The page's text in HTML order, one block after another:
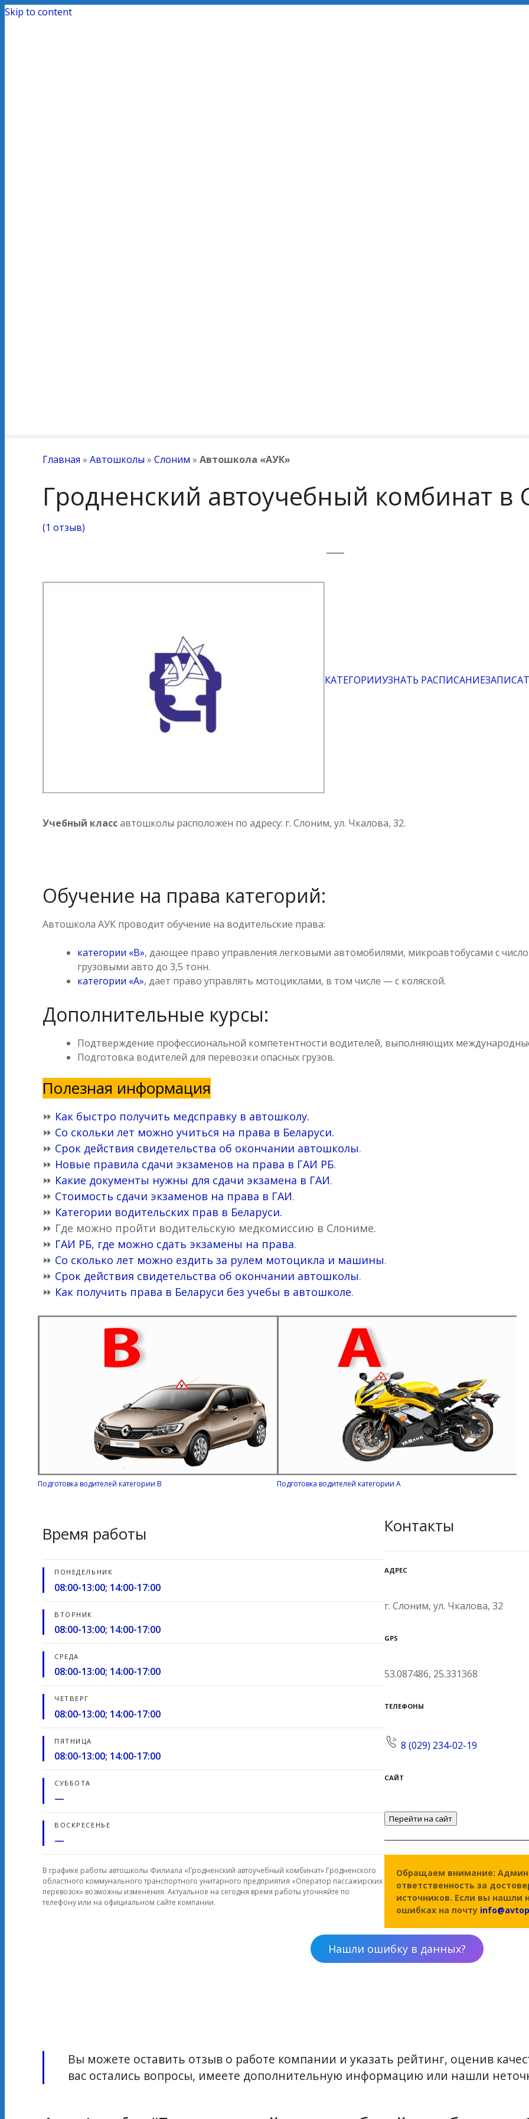
Skip to content
Главная » Автошколы » Слоним » Автошкола «АУК»
Гродненский автоучебный комбинат в
(1 отзыв)
КАТЕГОРИИУЗНАТЬ РАСПИСАНИЕ
Учебный классавтошколы расположен по адресу: г. Слоним, ул. Чкалова, 32.
Обучение на права категорий:
Автошкола АУК проводит обучение на водительские права:
категории «В», дающее право управления легковыми автомобилями, микроавтобусами с
грузовыми авто до 3,5 тонн.
категории «А», дает право управлять мотоциклами, в том числе — с коляской.
Дополнительные курсы:
Подтверждение профессиональной компетентности водителей, выполняющих
Подготовка водителей для перевозки опасных грузов.
Полезная информация
⏩ Как быстро получить медсправку в автошколу.
⏩ Со скольки лет можно учиться на права в Беларуси.
⏩ Срок действия свидетельства об окончании автошколы.
⏩ Новые правила сдачи экзаменов на права в ГАИ РБ.
⏩ Какие документы нужны для сдачи экзамена в ГАИ.
⏩ Стоимость сдачи экзаменов на права в ГАИ.
⏩ Категории водительских прав в Беларуси.
⏩ Где можно пройти водительскую медкомиссию в Слониме.
⏩ ГАИ РБ, где можно сдать экзамены на права.
⏩ Со сколько лет можно ездить за рулем мотоцикла и машины.
⏩ Срок действия свидетельства об окончании автошколы.
⏩ Как получить права в Беларуси без учебы в автошколе.
Подготовка водителей категории В Подготовка водителей категории А
Время работы
ПОНЕДЕЛЬНИК
08:00-13:00; 14:00-17:00
ВТОРНИК
08:00-13:00; 14:00-17:00
СРЕДА
08:00-13:00; 14:00-17:00
ЧЕТВЕРГ
08:00-13:00; 14:00-17:00
ПЯТНИЦА
08:00-13:00; 14:00-17:00
СУББОТА
—
ВОСКРЕСЕНЬЕ
—
В графике работы автошколы Филиала «Гродненский автоучебный комбинат» Гродненского
областного коммунального транспортного унитарного предприятия «Оператор пассажирских
перевозок» возможны изменения. Актуальное на сегодня время работы уточняйте по
телефону или на официальном сайте компании.
Контакты
АДРЕС
г. Слоним, ул. Чкалова, 32
GPS
53.087486, 25.331368
ТЕЛЕФОНЫ
8 (029) 234-02-19
САЙТ
Перейти на сайт
Обращаем внимание:
ответственность за
источников. Если вы нашли
ошибках на почту
Нашли ошибку в данных?
Вы можете оставить отзыв о работе компании и указать рейтинг, оценив
вас остались вопросы, имеете дополнительную информацию или нашли